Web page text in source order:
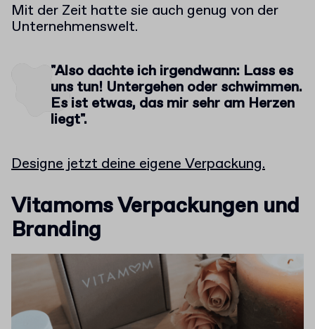
Mit der Zeit hatte sie auch genug von der
Unternehmenswelt.
"Also dachte ich irgendwann: Lass es
uns tun! Untergehen oder schwimmen.
Es ist etwas, das mir sehr am Herzen
liegt".
Designe jetzt deine eigene Verpackung.
Vitamoms Verpackungen und
Branding